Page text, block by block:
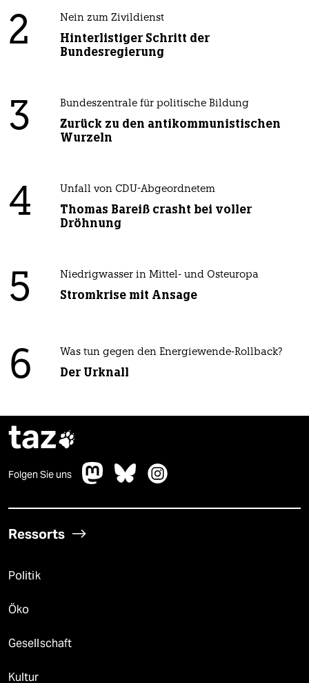
2 Nein zum Zivildienst
Hinterlistiger Schritt der
Bundesregierung
3 Bundeszentrale für politische Bildung
Zurück zu den antikommunistischen
Wurzeln
4 Unfall von CDU-Abgeordnetem
Thomas Bareiß crasht bei voller
Dröhnung
5 Niedrigwasser in Mittel- und Osteuropa
Stromkrise mit Ansage
6 Was tun gegen den Energiewende-Rollback?
Der Urknall
taz
Folgen Sie uns
Ressorts
Politik
Öko
Gesellschaft
Kultur